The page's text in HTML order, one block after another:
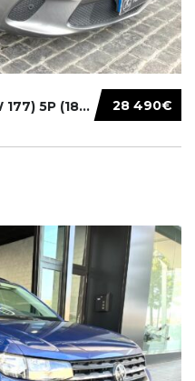
28 490€
MERCEDES BENZ CLASE A (W 177) 5P (18-) 2020....